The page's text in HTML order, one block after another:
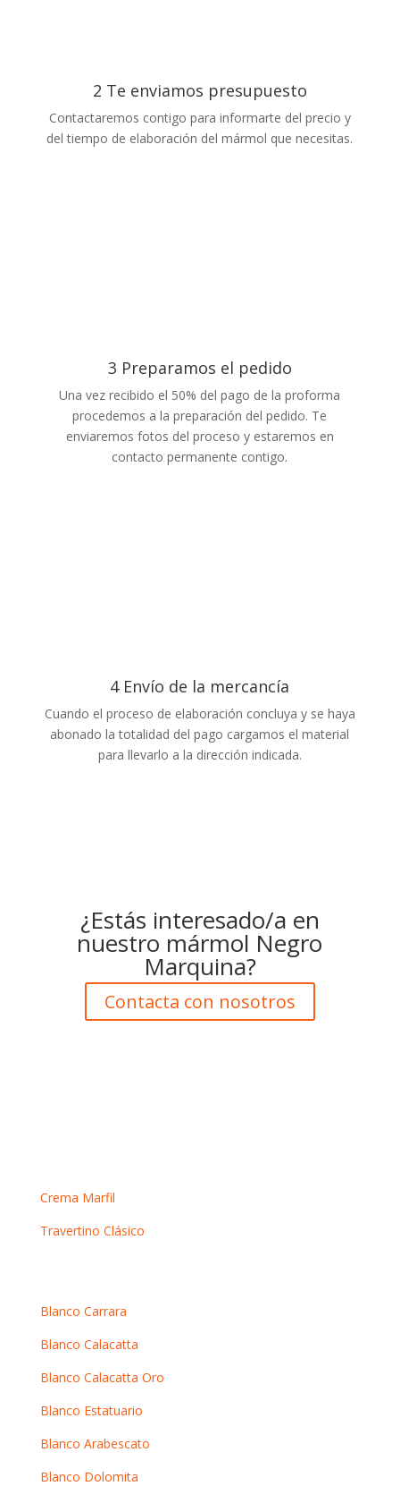
2 Te enviamos presupuesto
Contactaremos contigo para informarte del precio y
del tiempo de elaboración del mármol que necesitas.
3 Preparamos el pedido
Una vez recibido el 50% del pago de la proforma
procedemos a la preparación del pedido. Te
enviaremos fotos del proceso y estaremos en
contacto permanente contigo.
4 Envío de la mercancía
Cuando el proceso de elaboración concluya y se haya
abonado la totalidad del pago cargamos el material
para llevarlo a la dirección indicada.
¿Estás interesado/a en
nuestro mármol Negro
Marquina?
Contacta con nosotros
Crema Marfil
Travertino Clásico
Blanco Carrara
Blanco Calacatta
Blanco Calacatta Oro
Blanco Estatuario
Blanco Arabescato
Blanco Dolomita